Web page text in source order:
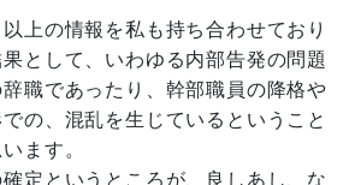
上の情報を私も持ち合わせており
として、いわゆる内部告発の問題
職であったり、幹部職員の降格や
の、混乱を生じているということ
ます。
定というところが、良しあし、な